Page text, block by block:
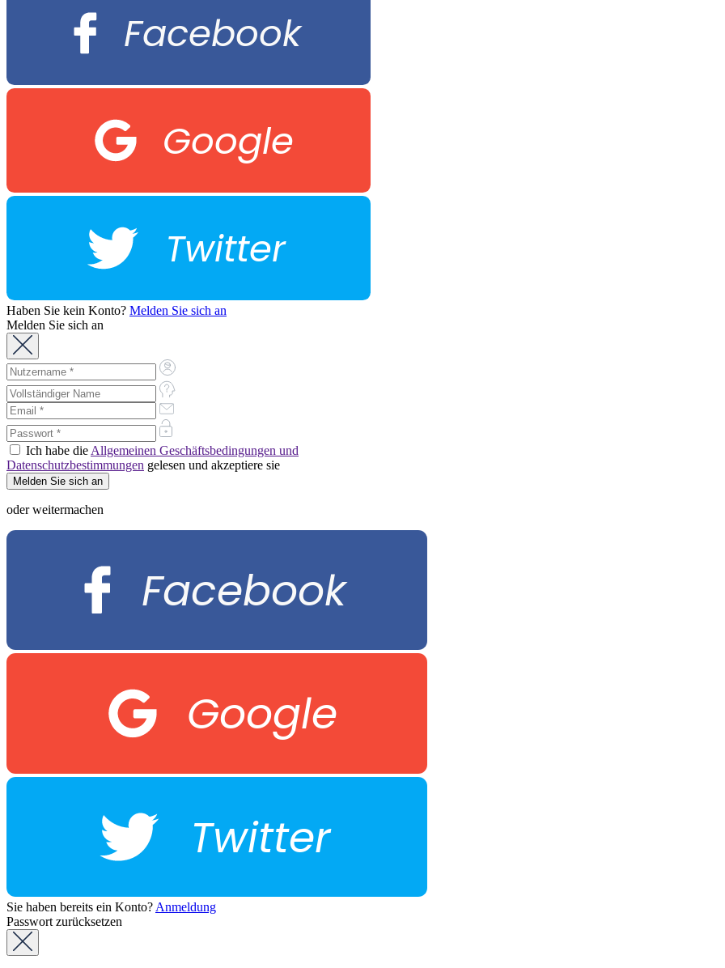
Facebook
Google
Twitter
Haben Sie kein Konto? Melden Sie sich an
Melden Sie sich an
Ich habe die Allgemeinen Geschäftsbedingungen und
Datenschutzbestimmungen gelesen und akzeptiere sie
oder weitermachen
Facebook
Google
Twitter
Sie haben bereits ein Konto? Anmeldung
Passwort zurücksetzen